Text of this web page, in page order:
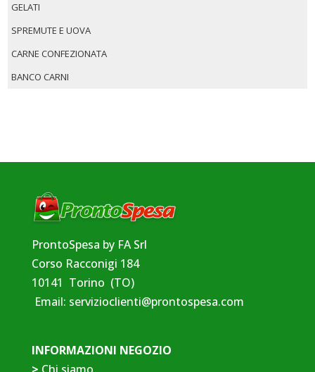
GELATI
SPREMUTE E UOVA
CARNE CONFEZIONATA
BANCO CARNI
ProntoSpesa by FA Srl
Corso Racconigi 184
10141 Torino (TO)
Email: servizioclienti@prontospesa.com
INFORMAZIONI NEGOZIO
> Chi siamo